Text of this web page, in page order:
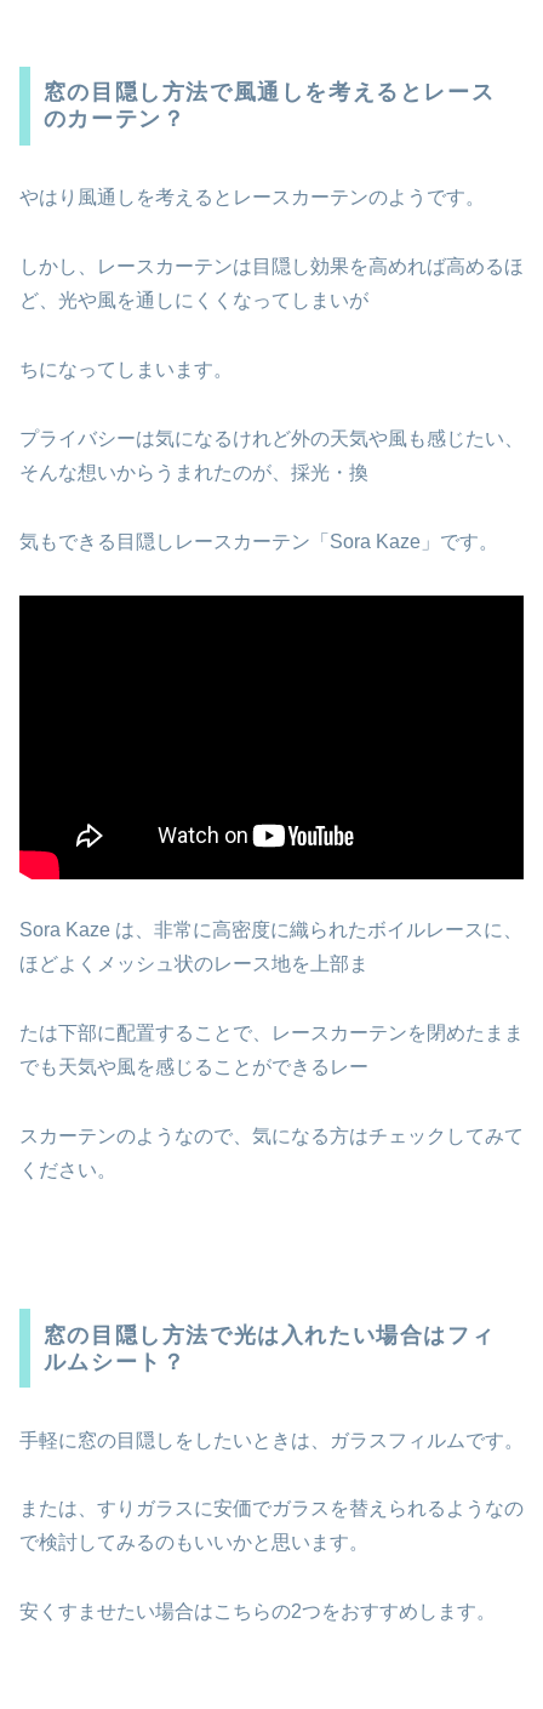
窓の目隠し方法で風通しを考えるとレース
のカーテン？
やはり風通しを考えるとレースカーテンのようです。
しかし、レースカーテンは目隠し効果を高めれば高めるほ
ど、光や風を通しにくくなってしまいが
ちになってしまいます。
プライバシーは気になるけれど外の天気や風も感じたい、
そんな想いからうまれたのが、採光・換
気もできる目隠しレースカーテン「Sora Kaze」です。
Sora Kaze は、非常に高密度に織られたボイルレースに、
ほどよくメッシュ状のレース地を上部ま
たは下部に配置することで、レースカーテンを閉めたまま
でも天気や風を感じることができるレー
スカーテンのようなので、気になる方はチェックしてみて
ください。
窓の目隠し方法で光は入れたい場合はフィ
ルムシート？
手軽に窓の目隠しをしたいときは、ガラスフィルムです。
または、すりガラスに安価でガラスを替えられるようなの
で検討してみるのもいいかと思います。
安くすませたい場合はこちらの2つをおすすめします。